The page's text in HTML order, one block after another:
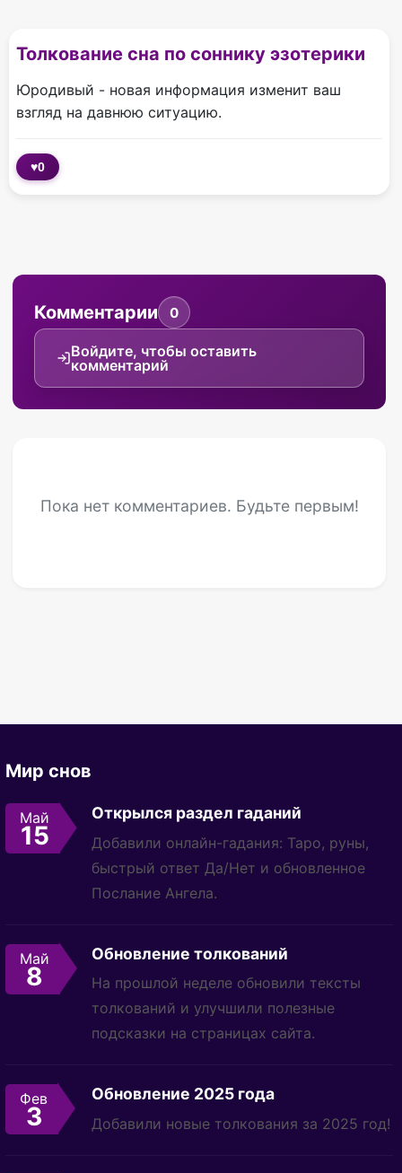
Толкование сна по соннику эзотерики
Юродивый - новая информация изменит ваш
взгляд на давнюю ситуацию.
♥0
Комментарии 0
Войдите, чтобы оставить
комментарий
Пока нет комментариев. Будьте первым!
Мир снов
Май
15
Открылся раздел гаданий
Добавили онлайн-гадания: Таро, руны,
быстрый ответ Да/Нет и обновленное
Послание Ангела.
Май
8
Обновление толкований
На прошлой неделе обновили тексты
толкований и улучшили полезные
подсказки на страницах сайта.
Фев
3
Обновление 2025 года
Добавили новые толкования за 2025 год!